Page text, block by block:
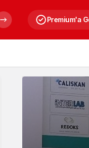
Premium'a
Gündüz